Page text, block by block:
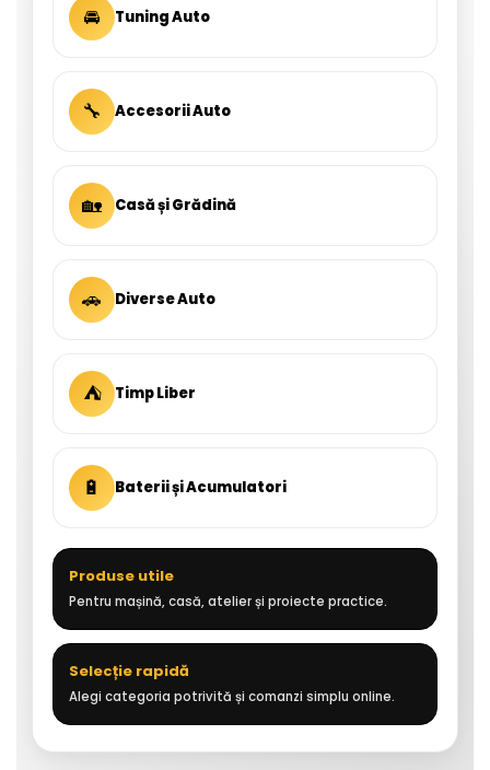
🚘 Tuning Auto
🔧 Accesorii Auto
🏡 Casă și Grădină
🚗 Diverse Auto
⛺ Timp Liber
🔋 Baterii și Acumulatori
Produse utile
Pentru mașină, casă, atelier și proiecte practice.
Selecție rapidă
Alegi categoria potrivită și comanzi simplu online.